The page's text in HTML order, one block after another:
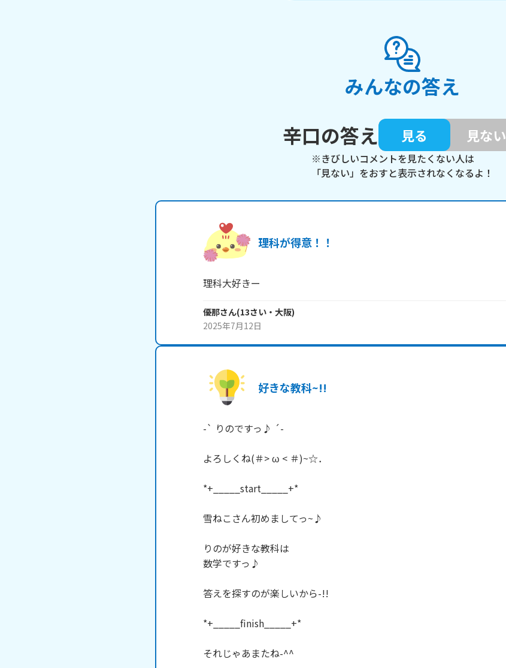
みんなの答え
辛口の答え
見る 見ない
※きびしいコメントを見たくない人は
「見ない」をおすと表示されなくなるよ！
理科が得意！！
理科大好きー
優那さん(13さい・ 大阪)
2025年7月12日
好きな教科~!!
-` りのですっ♪ ´-
よろしくね(＃> ω < ＃)~☆．
*+_____start_____+*
雪ねこさん初めましてっ~♪
りのが好きな教科は
数学ですっ♪
答えを探すのが楽しいから-!!
*+_____finish_____+*
それじゃあまたね-^^